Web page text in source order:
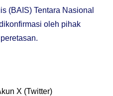
(BAIS) Tentara Nasional
oleh pihak
X (Twitter)